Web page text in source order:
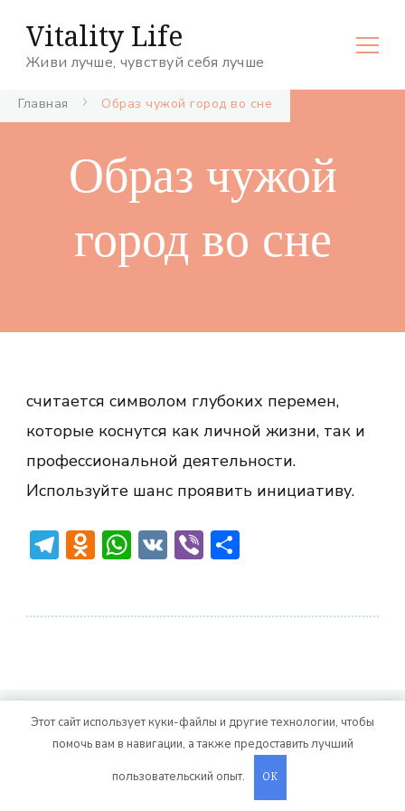
Vitality Life
Живи лучше, чувствуй себя лучше
Главная Образ чужой город во сне
Образ чужой
город во сне
считается символом глубоких перемен,
которые коснутся как личной жизни, так и
профессиональной деятельности.
Используйте шанс проявить инициативу.
Telegram
Odnoklassniki
WhatsApp
VKViber
© Авторское право 2026 Vitality Life. Все права
защищены.CoachPress Lite | от автора
Blossom Themes. На платформеWordPress
Этот сайт использует куки-файлы и другие технологии, чтобы
помочь вам в навигации, а также предоставить лучший
пользовательский опыт.
OK